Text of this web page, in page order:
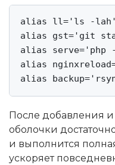
alias ll='ls -lah'
alias gst='git
alias serve='php
alias
alias
После добавления
оболочки
и выполнится
ускоряет